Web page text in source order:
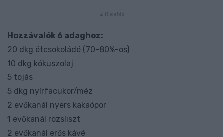
Hozzávalók 6 adaghoz:
20 dkg étcsokoládé (70-80%-os)
10 dkg kókuszolaj
5 tojás
5 dkg nyírfacukor/méz
2 evőkanál nyers kakaópor
1 evőkanál rozsliszt
2 evőkanál erős kávé